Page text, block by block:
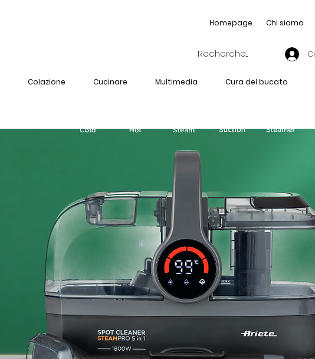
Homepage Chi siamo
Colazione Cucinare Multimedia Cura del bucato